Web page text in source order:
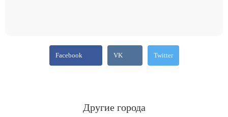
Facebook VK Twitter
Другие города